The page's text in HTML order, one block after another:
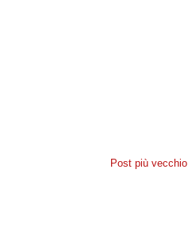
Post più vecchio